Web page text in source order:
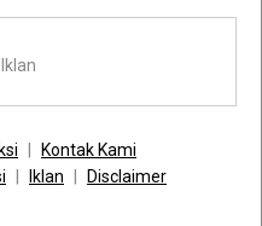
Kontak Kami
Iklan
Disclaimer